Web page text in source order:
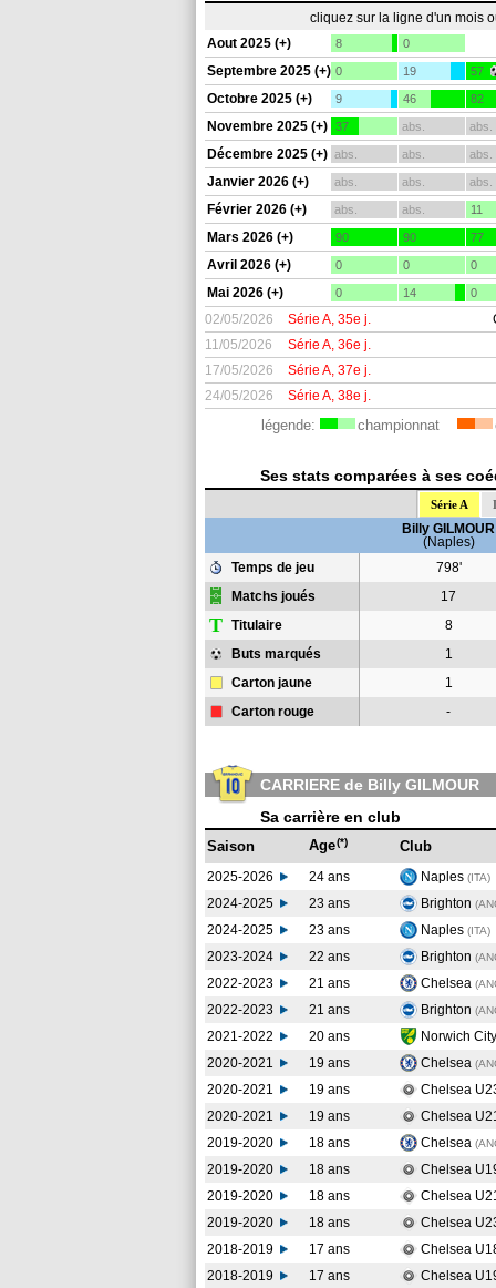
cliquez sur la ligne d'un mois
Aout 2025 (+)
8 0
Septembre 2025 (+) 0 19 57
Octobre 2025 (+) 9 46 82
Novembre 2025 (+) 37 abs. abs.
Décembre 2025 (+) abs. abs. abs.
Janvier 2026 (+) abs. abs. abs.
Février 2026 (+) abs. abs. 11
Mars 2026 (+) 90 90 77
Avril 2026 (+) 0 0 0
Mai 2026 (+) 0 14 0
02/05/2026 Série A, 35e j.
11/05/2026
Série A, 36e j.
17/05/2026
Série A, 37e j.
24/05/2026
Série A, 38e j.
légende: championnat
Ses stats comparées à ses
Série A
Billy GILMOUR
(Naples)
Temps de jeu
798'
Matchs joués 17
T Titulaire 8
Buts marqués 1
Carton jaune 1
Carton rouge -
CARRIERE de Billy GILMOUR
Sa carrière en club
Saison Age(*) Club
2025-2026 24 ans Naples (ITA)
2024-2025
23 ans Brighton
2024-2025
23 ans Naples (ITA)
2023-2024
22 ans Brighton
2022-2023
21 ans Chelsea
2022-2023
21 ans Brighton
2021-2022
20 ans Norwich City
2020-2021
19 ans Chelsea
2020-2021
19 ans Chelsea
2020-2021
19 ans Chelsea
2019-2020
18 ans Chelsea
2019-2020
18 ans Chelsea
2019-2020
18 ans Chelsea
2019-2020
18 ans Chelsea
2018-2019
17 ans Chelsea
2018-2019
17 ans Chelsea